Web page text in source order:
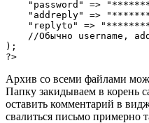
"password"
=>
"addreply"
=>
"replyto"
=>
//Обычно username,
) ;
?>
Архив со всеми файлами
Папку закидываем в корень
оставить комментарий в
свалиться письмо примерно